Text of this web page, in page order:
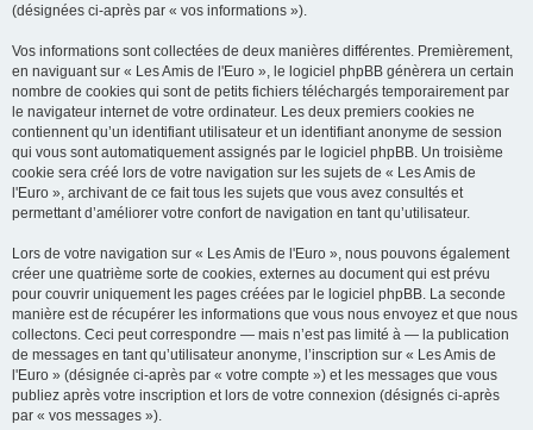
(désignées ci-après par « vos informations »).
Vos informations sont collectées de deux manières différentes. Premièrement,
en naviguant sur « Les Amis de l'Euro », le logiciel phpBB génèrera un certain
nombre de cookies qui sont de petits fichiers téléchargés temporairement par
le navigateur internet de votre ordinateur. Les deux premiers cookies ne
contiennent qu’un identifiant utilisateur et un identifiant anonyme de session
qui vous sont automatiquement assignés par le logiciel phpBB. Un troisième
cookie sera créé lors de votre navigation sur les sujets de « Les Amis de
l'Euro », archivant de ce fait tous les sujets que vous avez consultés et
permettant d’améliorer votre confort de navigation en tant qu’utilisateur.
Lors de votre navigation sur « Les Amis de l'Euro », nous pouvons également
créer une quatrième sorte de cookies, externes au document qui est prévu
pour couvrir uniquement les pages créées par le logiciel phpBB. La seconde
manière est de récupérer les informations que vous nous envoyez et que nous
collectons. Ceci peut correspondre — mais n’est pas limité à — la publication
de messages en tant qu’utilisateur anonyme, l’inscription sur « Les Amis de
l'Euro » (désignée ci-après par « votre compte ») et les messages que vous
publiez après votre inscription et lors de votre connexion (désignés ci-après
par « vos messages »).